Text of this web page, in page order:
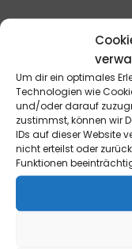
Um dir ein optimales
Technologien wie
und/oder darauf
zustimmst, können wir
IDs auf dieser Website
nicht erteilst oder
Funktionen
Widerrufsrecht für
innerhalb von 14
telefonisch oder
durch
Frist beginnt
telefonische oder
mbH & Co. KG.,